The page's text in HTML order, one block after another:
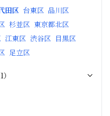
田区 台東区 品川区
杉並区 東京都北区
江東区 渋谷区 目黒区
足立区
1）